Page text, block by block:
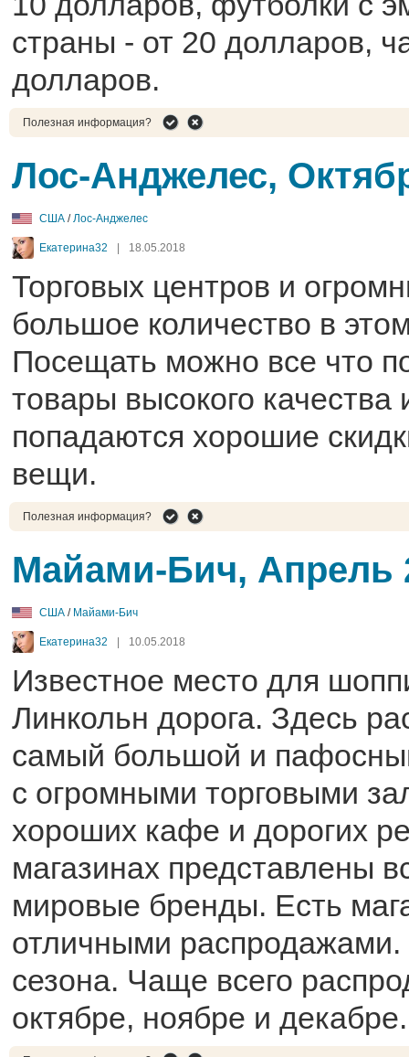
страны - от 20 долларов,
долларов.
Полезная информация?
Лос-Анджелес,
США /Лос-Анджелес
Екатерина32 18.05.2018
Торговых центров и
большое количество в
Посещать можно все что
товары высокого качества
попадаются хорошие
вещи.
Полезная информация?
Майами-Бич, Апрель
США / Майами-Бич
Екатерина32 10.05.2018
Известное место для
Линкольн дорога. Здесь
самый большой и
с огромными торговыми
хороших кафе и дорогих
магазинах представлены
мировые бренды. Есть
отличными распродажами.
сезона. Чаще всего
октябре, ноябре и декабре.